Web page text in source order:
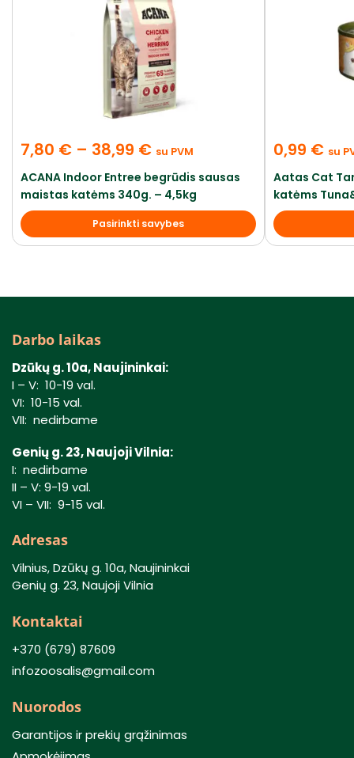
7,80 € – 38,99 € su PVM
ACANA Indoor Entree begrūdis sausas
maistas katėms 340g. – 4,5kg
Pasirinkti savybes
0,99 € su
Aatas Cat
katėms
Darbo laikas
Dzūkų g. 10a, Naujininkai:
I – V: 10-19 val.
VI: 10-15 val.
VII: nedirbame
Genių g. 23, Naujoji Vilnia:
I: nedirbame
II – V: 9-19 val.
VI – VII: 9-15 val.
Adresas
Vilnius, Dzūkų g. 10a, Naujininkai
Genių g. 23, Naujoji Vilnia
Kontaktai
+370 (679) 87609
infozoosalis@gmail.com
Nuorodos
Garantijos ir prekių grąžinimas